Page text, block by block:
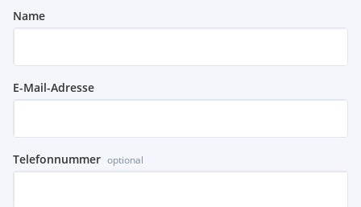
Name
E-Mail-Adresse
Telefonnummer optional